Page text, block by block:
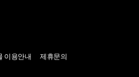
이용안내 제휴문의